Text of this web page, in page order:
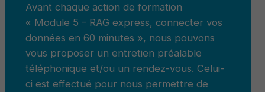
Avant chaque action de formation
« Module 5 – RAG express, connecter vos
données en 60 minutes », nous pouvons
vous proposer un entretien préalable
téléphonique et/ou un rendez-vous. Celui-
ci est effectué pour nous permettre de